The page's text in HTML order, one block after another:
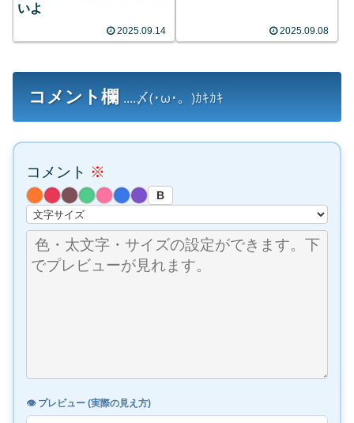
いよ
2025.09.14 2025.09.08
コメント欄 ....〆(･ω･。)ｶｷｶｷ
コメント ※
B
👁️ プレビュー (実際の見え方)